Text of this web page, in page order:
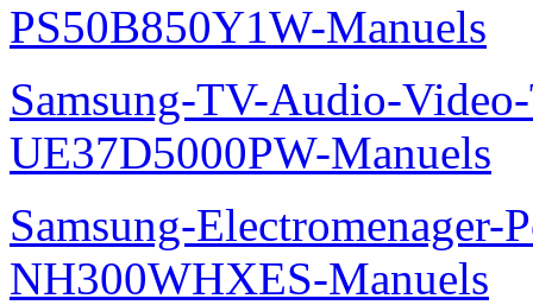
PS50B850Y1W-Manuels
Samsung-TV-Audio-
UE37D5000PW-Manuels
Samsung-
NH300WHXES-Manuels